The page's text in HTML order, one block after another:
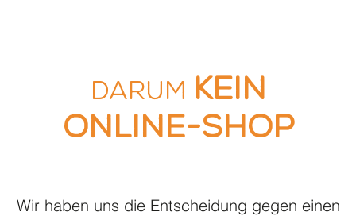
Darum kein
Online-Shop
Wir haben uns die Entscheidung gegen einen